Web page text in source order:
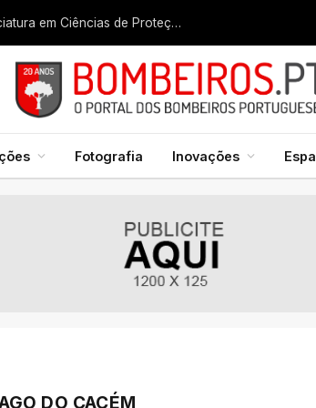
Liga dos Bombeiros quer fazer nascer licenciatura em Ciências de Proteção Civil e Bombeiros
Fotografia Inovações
DO CACÉM